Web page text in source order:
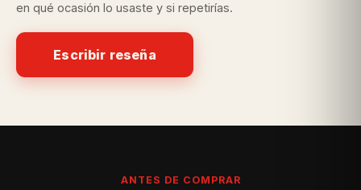
en qué ocasión lo usaste y si repetirías.
Escribir reseña
ANTES DE COMPRAR